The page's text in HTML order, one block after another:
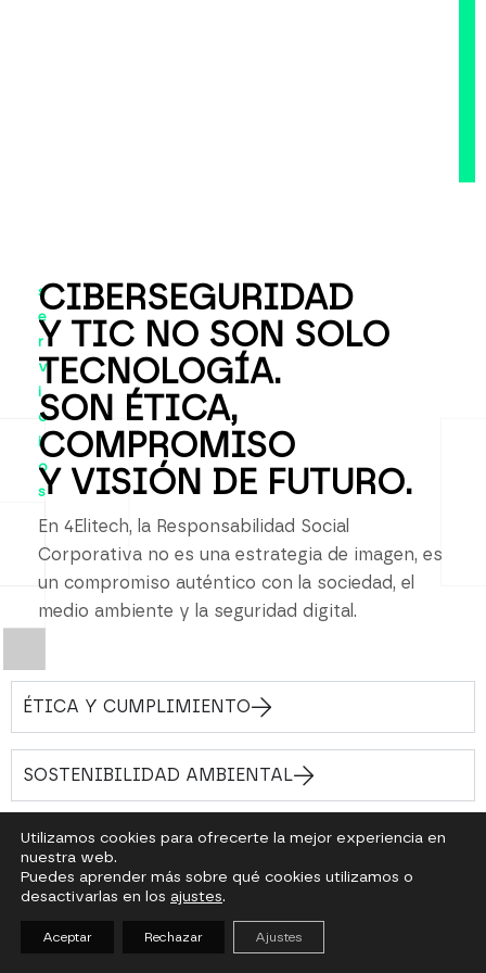
s
e
r
v
i
c
i
o
s
CIBERSEGURIDAD
Y TIC NO SON SOLO
TECNOLOGÍA.
SON ÉTICA,
COMPROMISO
Y VISIÓN DE FUTURO.
En 4Elitech, la Responsabilidad Social
Corporativa no es una estrategia de imagen, es
un compromiso auténtico con la sociedad, el
medio ambiente y la seguridad digital.
ÉTICA Y CUMPLIMIENTO
SOSTENIBILIDAD AMBIENTAL
COMPROMISO SOCIAL
Utilizamos cookies para ofrecerte la mejor experiencia en
nuestra web.
Puedes aprender más sobre qué cookies utilizamos o
desactivarlas en los ajustes.
Aceptar Rechazar Ajustes